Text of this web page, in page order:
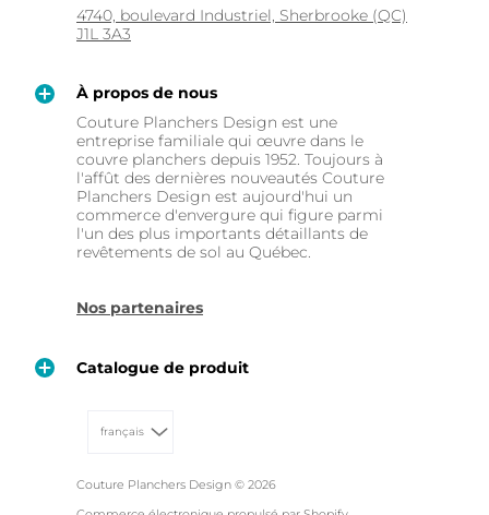
4740, boulevard Industriel, Sherbrooke (QC)
J1L 3A3
À propos de nous
Couture Planchers Design est une
entreprise familiale qui œuvre dans le
couvre planchers depuis 1952. Toujours à
l'affût des dernières nouveautés Couture
Planchers Design est aujourd'hui un
commerce d'envergure qui figure parmi
l'un des plus importants détaillants de
revêtements de sol au Québec.
Nos partenaires
Catalogue de produit
français
Couture Planchers Design © 2026